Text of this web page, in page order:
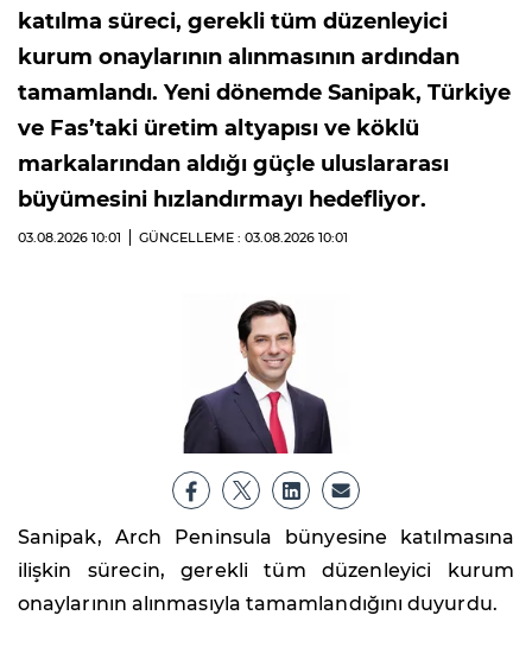
katılma süreci, gerekli tüm düzenleyici
kurum onaylarının alınmasının ardından
tamamlandı. Yeni dönemde Sanipak, Türkiye
ve Fas’taki üretim altyapısı ve köklü
markalarından aldığı güçle uluslararası
büyümesini hızlandırmayı hedefliyor.
03.08.2026 10:01 GÜNCELLEME : 03.08.2026 10:01
Sanipak, Arch Peninsula bünyesine katılmasına
ilişkin sürecin, gerekli tüm düzenleyici kurum
onaylarının alınmasıyla tamamlandığını duyurdu.